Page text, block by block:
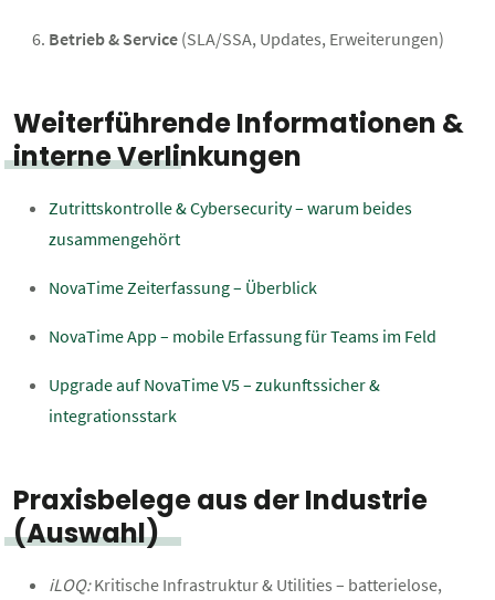
Betrieb & Service (SLA/SSA, Updates, Erweiterungen)
Weiterführende Informationen &
interne Verlinkungen
Zutrittskontrolle & Cybersecurity – warum beides
zusammengehört
NovaTime Zeiterfassung – Überblick
NovaTime App – mobile Erfassung für Teams im Feld
Upgrade auf NovaTime V5 – zukunftssicher &
integrationsstark
Praxisbelege aus der Industrie
(Auswahl)
iLOQ:Kritische Infrastruktur & Utilities – batterielose,